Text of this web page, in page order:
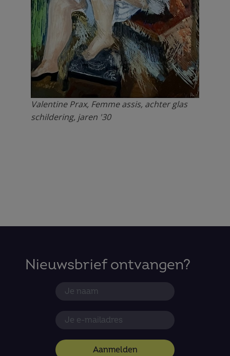
Valentine Prax, Femme assis, achter glas
schildering, jaren '30
Nieuwsbrief ontvangen?
Aanmelden